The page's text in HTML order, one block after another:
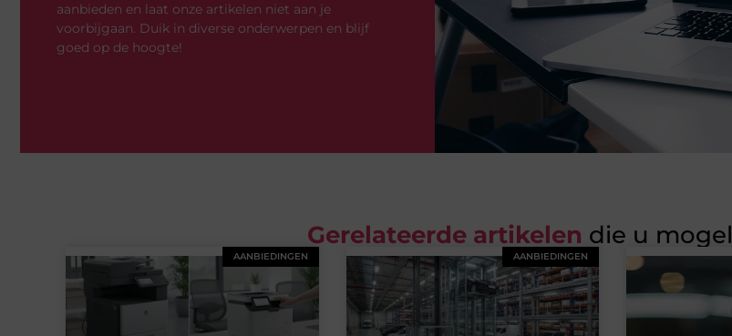
aanbieden en laat onze artikelen niet aan je
voorbijgaan. Duik in diverse onderwerpen en blijf
goed op de hoogte!
Gerelateerde artikelen die u
AANBIEDINGEN AANBIEDINGEN